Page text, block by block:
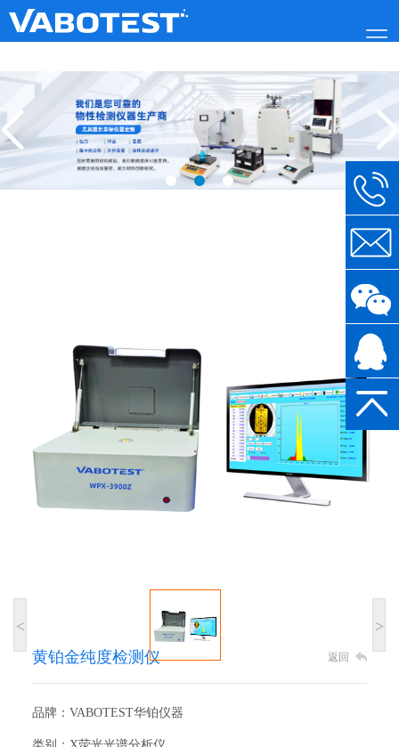
<
>
黄铂金纯度检测仪
返回
品牌：VABOTEST华铂仪器